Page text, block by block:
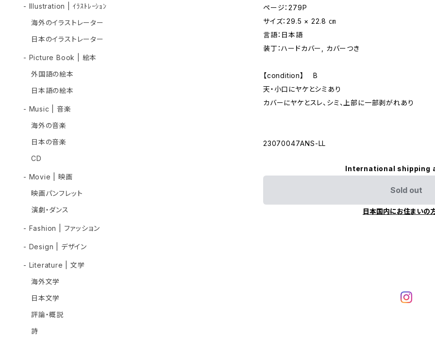
ページ：279P
サイズ：29.5 × 22.8 ㎝
言語：日本語
装丁：ハードカバー, カバーつき
【condition】 B
天・小口にヤケとシミあり
カバーにヤケとスレ、シミ、上部に一部剥がれあり
23070047ANS-LL
International shipping
Sold out
日本国内にお住まいの
- Illustration | ｲﾗｽﾄﾚｰｼｮﾝ
海外のイラストレーター
日本のイラストレーター
- Picture Book | 絵本
外国語の絵本
日本語の絵本
- Music | 音楽
海外の音楽
日本の音楽
CD
- Movie | 映画
映画パンフレット
演劇・ダンス
- Fashion | ファッション
- Design | デザイン
- Literature | 文学
海外文学
日本文学
評論・概説
詩